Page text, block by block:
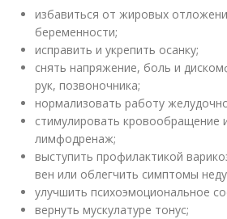
избавиться от жировых
беременности;
исправить и укрепить осанку;
снять напряжение, боль и
рук, позвоночника;
нормализовать работу
стимулировать кровообращение
лимфодренаж;
выступить профилактикой
вен или облегчить симптомы
улучшить психоэмоциональное
вернуть мускулатуре тонус;